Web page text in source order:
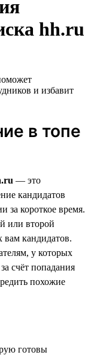
hh.ru
и избавит
в топе
— это
кандидатов
за короткое время.
или второй
вам кандидатов.
у которых
счёт попадания
похожие
готовы